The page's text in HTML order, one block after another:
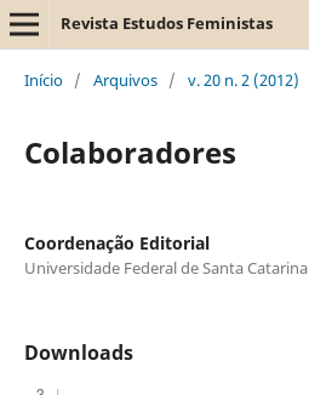
Revista Estudos Feministas
Início / Arquivos / v. 20 n. 2 (2012)
Colaboradores
Coordenação Editorial
Universidade Federal de Santa Catarina
Downloads